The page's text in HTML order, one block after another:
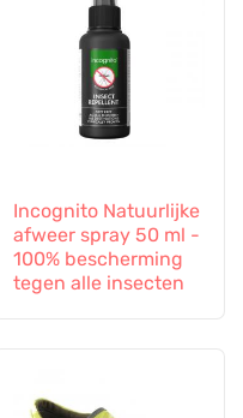
Incognito Natuurlijke
afweer spray 50 ml -
100% bescherming
tegen alle insecten